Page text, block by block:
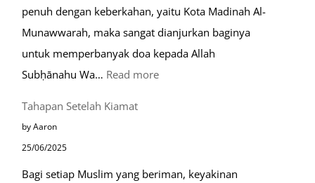
penuh dengan keberkahan, yaitu Kota Madinah Al-
Munawwarah, maka sangat dianjurkan baginya
untuk memperbanyak doa kepada Allah
Subḥānahu Wa… Read more:
Tahapan Setelah Kiamat
by Aaron
25/06/2025
Bagi setiap Muslim yang beriman, keyakinan